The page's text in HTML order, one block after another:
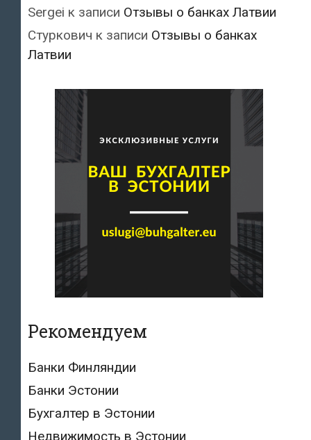
Sergei к записи Отзывы о банках Латвии
Стуркович к записи Отзывы о банках
Латвии
Рекомендуем
Банки Финляндии
Банки Эстонии
Бухгалтер в Эстонии
Недвижимость в Эстонии